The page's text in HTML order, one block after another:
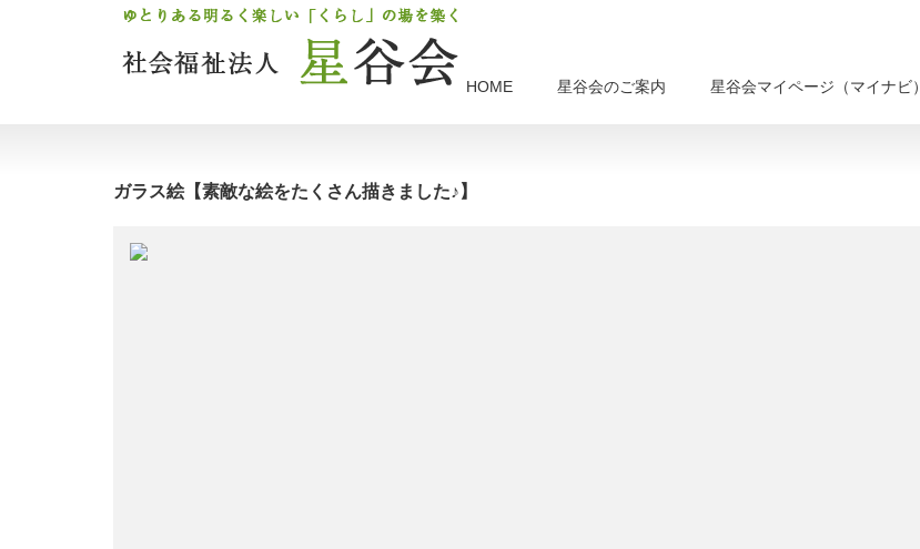
HOME 星谷会のご案内 星谷会マイページ（マイナビ）
ガラス絵【素敵な絵をたくさん描きました♪】